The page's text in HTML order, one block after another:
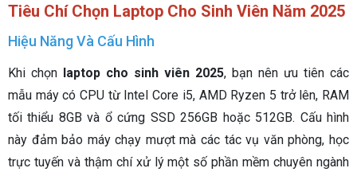
Tiêu Chí Chọn Laptop Cho Sinh Viên Năm 2025
Hiệu Năng Và Cấu Hình
Khi chọn laptop cho sinh viên 2025, bạn nên ưu tiên các
mẫu máy có CPU từ Intel Core i5, AMD Ryzen 5 trở lên, RAM
tối thiểu 8GB và ổ cứng SSD 256GB hoặc 512GB. Cấu hình
này đảm bảo máy chạy mượt mà các tác vụ văn phòng, học
trực tuyến và thậm chí xử lý một số phần mềm chuyên ngành